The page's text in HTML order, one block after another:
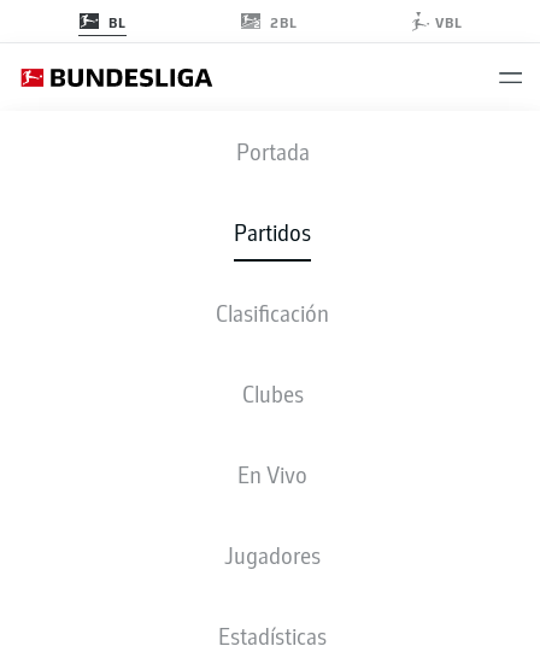
BL 2BL VBL
Portada
Partidos
Clasificación
Clubes
En Vivo
Jugadores
Estadísticas
FCH - M05
0 2
ALINEACIONES ESTADÍSTICAS